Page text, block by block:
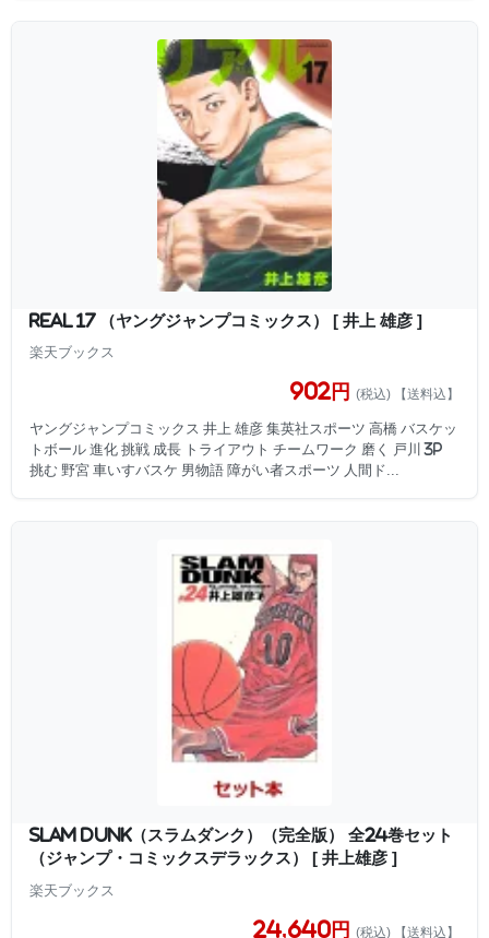
REAL 17 （ヤングジャンプコミックス） [ 井上 雄彦 ]
楽天ブックス
902円 (税込) 【送料込】
ヤングジャンプコミックス 井上 雄彦 集英社スポーツ 高橋 バスケッ
トボール 進化 挑戦 成長 トライアウト チームワーク 磨く 戸川 3P
挑む 野宮 車いすバスケ 男物語 障がい者スポーツ 人間ド...
SLAM DUNK（スラムダンク）（完全版） 全24巻セット
（ジャンプ・コミックスデラックス） [ 井上雄彦 ]
楽天ブックス
24,640円 (税込) 【送料込】